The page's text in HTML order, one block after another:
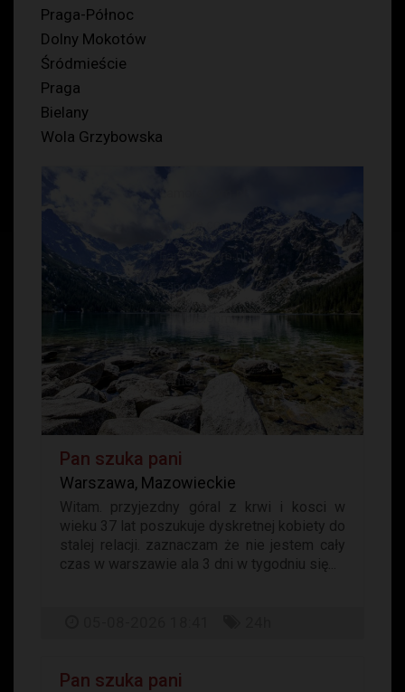
Praga-Północ
Dolny Mokotów
Śródmieście
Praga
Bielany
Wola Grzybowska
Pan szuka pani
Warszawa, Mazowieckie
Witam. przyjezdny góral z krwi i kosci w
wieku 37 lat poszukuje dyskretnej kobiety do
stalej relacji. zaznaczam że nie jestem cały
czas w warszawie ala 3 dni w tygodniu się...
Pan szuka pani